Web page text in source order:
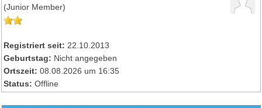
(Junior Member)
Registriert seit: 22.10.2013
Geburtstag: Nicht angegeben
Ortszeit: 08.08.2026 um 16:35
Status: Offline